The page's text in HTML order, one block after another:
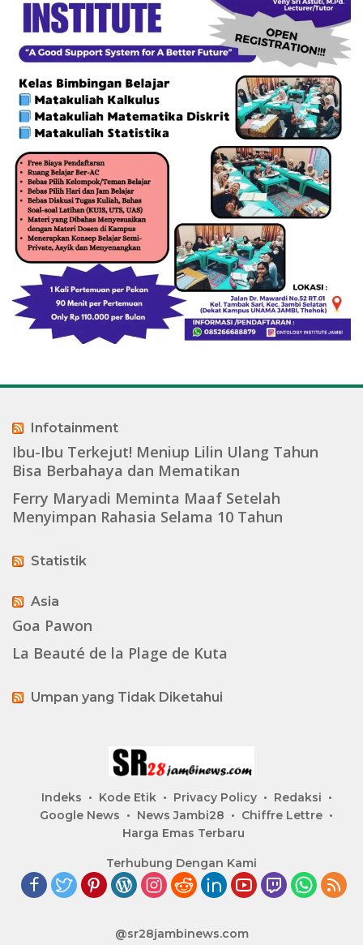
Infotainment
Ibu-Ibu Terkejut! Meniup Lilin Ulang Tahun
Bisa Berbahaya dan Mematikan
Ferry Maryadi Meminta Maaf Setelah
Menyimpan Rahasia Selama 10 Tahun
Statistik
Asia
Goa Pawon
La Beauté de la Plage de Kuta
Umpan yang Tidak Diketahui
Indeks Kode Etik Privacy Policy
Redaksi
Google News
News Jambi28
Chiffre Lettre
Harga Emas Terbaru
Terhubung Dengan Kami
@sr28jambinews.com